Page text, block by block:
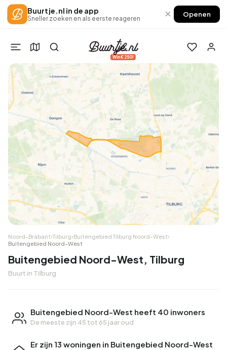
Buurtje.nl in de app
Sneller zoeken en als eerste reageren × Openen
Win €250!
Noord-Brabant›Tilburg›Buitengebied Tilburg Noord-West›
Buitengebied Noord-West
Buitengebied Noord-West, Tilburg
Buurt in Tilburg
Buitengebied Noord-West heeft 40 inwoners
De meeste zijn 45 tot 65 jaar oud
Er zijn 13 woningen in Buitengebied Noord-West